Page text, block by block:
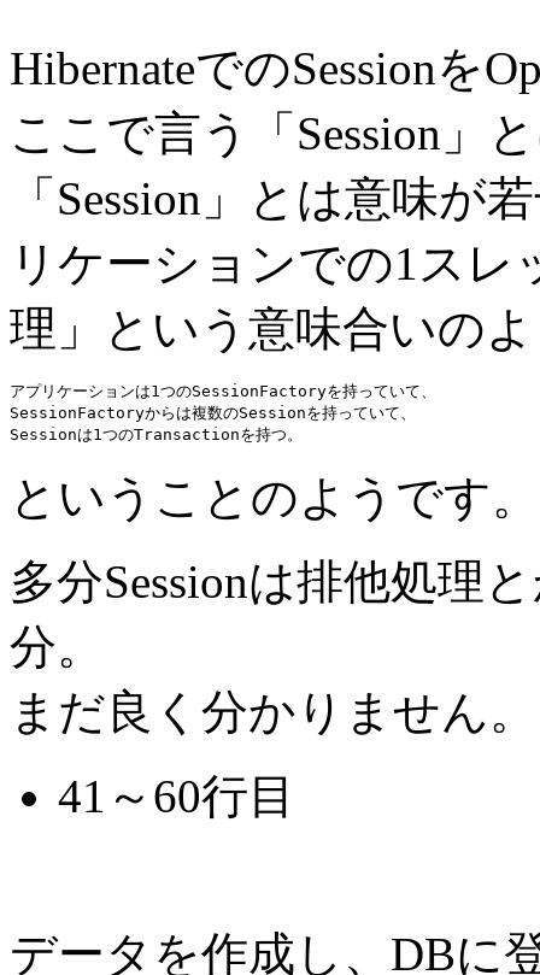
HibernateでのSessionを
ここで言う「Session」
「Session」とは意味が
リケーションでの1ス
理」という意味合いの
アプリケーションは1つのSessionFactoryを持っていて、
SessionFactoryからは複数のSessionを持っていて、
ということのようです。
多分Sessionは排他処理
分。
まだ良く分かりません。
41～60行目
データを作成し、DBに